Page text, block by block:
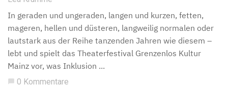
In geraden und ungeraden, langen und kurzen, fetten,
mageren, hellen und düsteren, langweilig normalen oder
lautstark aus der Reihe tanzenden Jahren wie diesem –
lebt und spielt das Theaterfestival Grenzenlos Kultur
Mainz vor, was Inklusion ...
chat_bubble 0 Kommentare